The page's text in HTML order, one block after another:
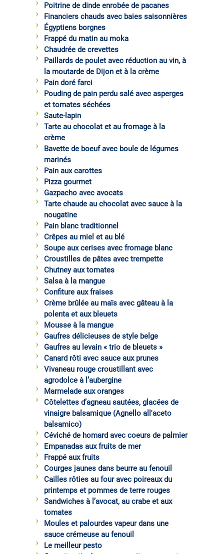
Poitrine de dinde enrobée de pacanes
Financiers chauds avec baies saisonnières
Égyptiens borgnes
Frappé du matin au moka
Chaudrée de crevettes
Paillards de poulet avec réduction au vin, à
la moutarde de Dijon et à la crème
Pain doré farci
Pouding de pain perdu salé avec asperges
et tomates séchées
Saute-lapin
Tarte au chocolat et au fromage à la
crème
Bavette de boeuf avec boule de légumes
marinés
Pain aux carottes
Pizza gourmet
Gazpacho avec avocats
Tarte chaude au chocolat avec sauce à la
nougatine
Pain blanc traditionnel
Crêpes au miel et au blé
Soupe aux cerises avec fromage blanc
Croustilles de pâtes avec trempette
Chutney aux tomates
Salsa à la mangue
Confiture aux fraises
Crème brûlée au maïs avec gâteau à la
polenta et aux bleuets
Mousse à la mangue
Gaufres délicieuses de style belge
Gaufres au levain « trio de bleuets »
Canard rôti avec sauce aux prunes
Vivaneau rouge croustillant avec
agrodolce à l’aubergine
Marmelade aux oranges
Côtelettes d’agneau sautées, glacées de
vinaigre balsamique (Agnello all'aceto
balsamico)
Céviché de homard avec coeurs de palmier
Empanadas aux fruits de mer
Frappé aux fruits
Courges jaunes dans beurre au fenouil
Cailles rôties au four avec poireaux du
printemps et pommes de terre rouges
Sandwiches à l’avocat, au crabe et aux
tomates
Moules et palourdes vapeur dans une
sauce crémeuse au fenouil
Le meilleur pesto